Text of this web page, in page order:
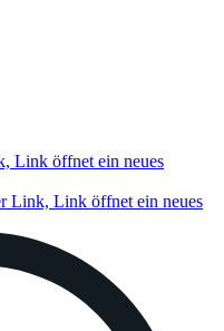
Link öffnet ein neues
Link, Link öffnet ein neues